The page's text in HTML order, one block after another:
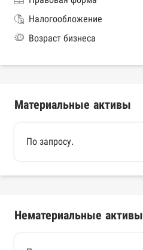
Налогообложение
Возраст бизнеса
Материальные активы
По запросу.
Нематериальные активы